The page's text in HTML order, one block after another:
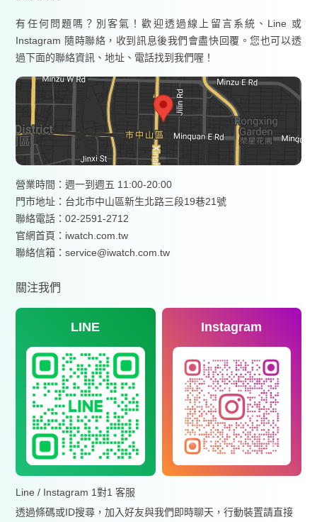
有任何問題嗎？別客氣！歡迎透過線上留言系統、Line 或
Instagram 隨時聯絡，收到訊息後我們會盡快回覆。您也可以透
過下面的聯絡資訊、地址、電話找到我們喔！
營業時間：週一到週五 11:00-20:00
門市地址：台北市中山區新生北路三段19巷21號
聯絡電話：02-2591-2712
官網首頁： iwatch.com.tw
聯絡信箱：service@iwatch.com.tw
關注我們
LINE Instagram
Line / Instagram 1對1 客服
透過條碼或ID搜尋，加入好友與我們即時聊天，行動裝置請直接